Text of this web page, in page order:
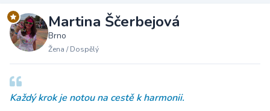
Martina Ščerbejová
Brno
Žena / Dospělý
Každý krok je notou na cestě k harmonii.